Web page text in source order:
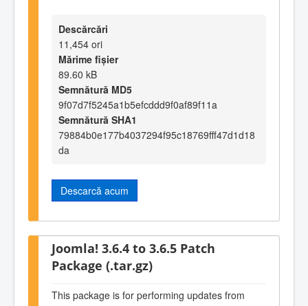
Descărcări
11,454 ori
Mărime fișier
89.60 kB
Semnătură MD5
9f07d7f5245a1b5efcddd9f0af89f11a
Semnătură SHA1
79884b0e177b4037294f95c18769fff47d1d18
da
Descarcă acum
Joomla! 3.6.4 to 3.6.5 Patch
Package (.tar.gz)
This package is for performing updates from